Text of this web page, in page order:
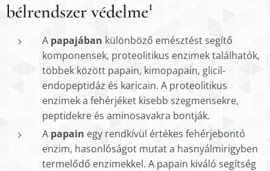
bélrendszer védelme¹
A papajában különböző emésztést segítő
komponensek, proteolitikus enzimek találhatók,
többek között papain, kimopapain, glicil-
endopeptidáz és karicain. A proteolitikus
enzimek a fehérjéket kisebb szegmensekre,
peptidekre és aminosavakra bontják.
A papain egy rendkívül értékes fehérjebontó
enzim, hasonlóságot mutat a hasnyálmirigyben
termelődő enzimekkel. A papain kiváló segítség